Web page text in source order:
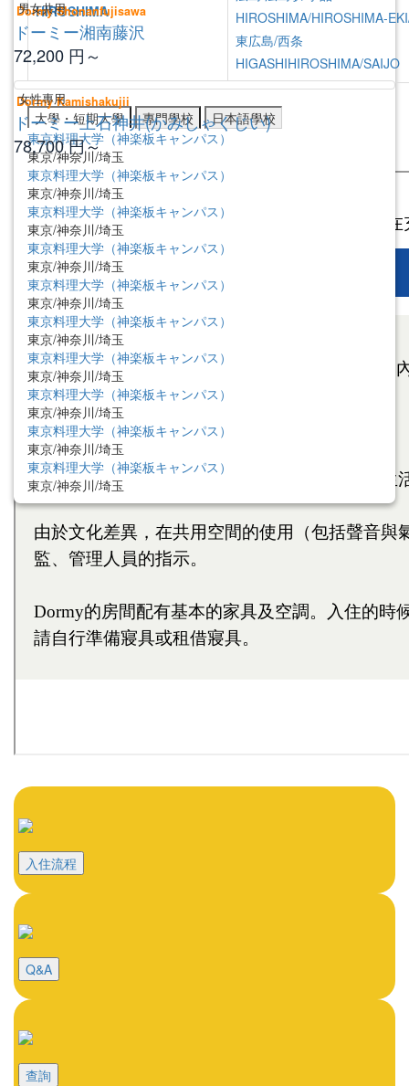
HIROSHIMA
HIROSHIMA/HIROSHIMA-
東広島/西条
HIGASHIHIROSHIMA/SAIJO
大學・短期大學 專門學校
日本語學校
東京料理大学（神楽板キャンパス）
東京/神奈川/埼玉
東京料理大学（神楽板キャンパス）
東京/神奈川/埼玉
東京料理大学（神楽板キャンパス）
東京/神奈川/埼玉
東京料理大学（神楽板キャンパス）
東京/神奈川/埼玉
東京料理大学（神楽板キャンパス）
東京/神奈川/埼玉
東京料理大学（神楽板キャンパス）
東京/神奈川/埼玉
東京料理大学（神楽板キャンパス）
東京/神奈川/埼玉
東京料理大学（神楽板キャンパス）
東京/神奈川/埼玉
東京料理大学（神楽板キャンパス）
東京/神奈川/埼玉
東京料理大学（神楽板キャンパス）
東京/神奈川/埼玉
男女共用
Dormy Shonanfujisawa
ドーミー湘南藤沢
72,200 円～
女性專用
Dormy Kamishakujii
ドーミー上石神井(かみしゃくじい)
78,700円～
入住流程
Q&A
查詢